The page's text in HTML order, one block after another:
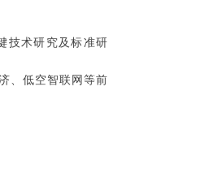
技术研究及标准研
、低空智联网等前